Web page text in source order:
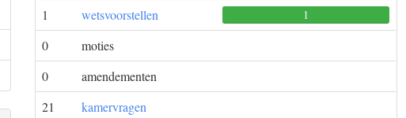
1 wetsvoorstellen 1
0
moties
0
amendementen
21
kamervragen